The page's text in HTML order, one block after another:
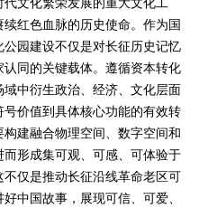
文化繁荣发展的重大文化工
红色血脉的历史使命。作为国
园建设不仅是对长征历史记忆
同的关键载体。遵循资本转化
中衍生政治、经济、文化层面
价值到具体核心功能的有效转
建融合物理空间、数字空间和
形成集可观、可感、可体验于
仅是推动长征沿线革命老区可
中国故事，展现可信、可爱、